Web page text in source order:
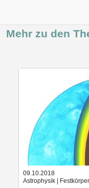
Mehr zu den
09.10.2018
Astrophysik |